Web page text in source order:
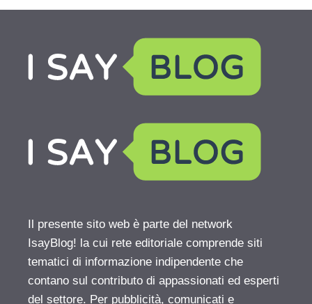
Il presente sito web è parte del network
IsayBlog! la cui rete editoriale comprende siti
tematici di informazione indipendente che
contano sul contributo di appassionati ed esperti
del settore. Per pubblicità, comunicati e